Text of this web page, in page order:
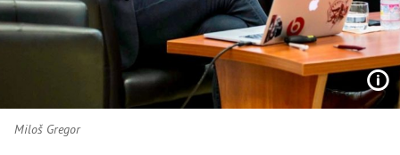
Miloš Gregor